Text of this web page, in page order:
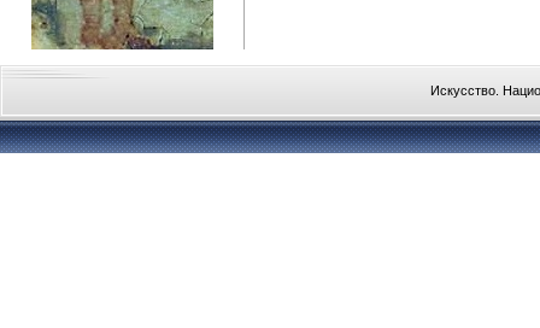
Искусство.